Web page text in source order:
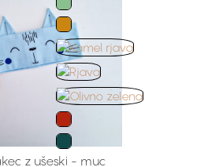
z ušeski - muc